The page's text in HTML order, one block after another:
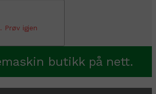
Prøv igjen
butikk på nett.